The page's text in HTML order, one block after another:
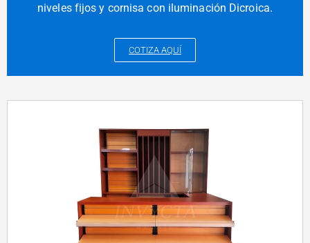
niveles fijos y cornisa con iluminación Dicroica.
COTIZA AQUÍ